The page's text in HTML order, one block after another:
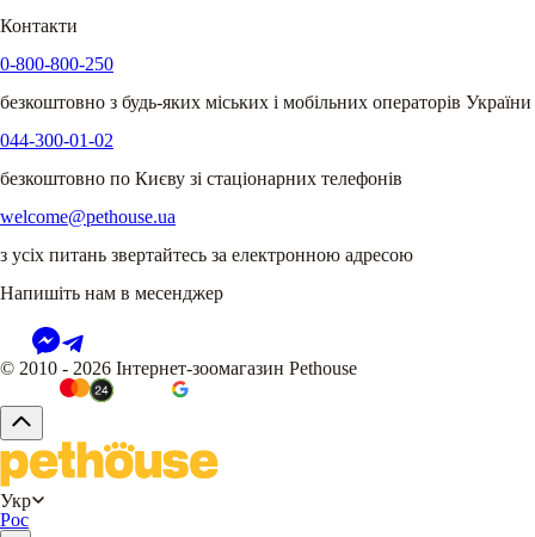
Контакти
0-800-800-250
безкоштовно з будь-яких міських і мобільних операторів України
044-300-01-02
безкоштовно по Києву зі стаціонарних телефонів
welcome@pethouse.ua
з усіх питань звертайтесь за електронною адресою
Напишіть нам в месенджер
© 2010 - 2026 Інтернет-зоомагазин Pethouse
Укр
Рос